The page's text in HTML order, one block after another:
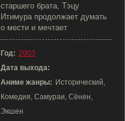
старшего брата, Тэцу
Итимура продолжает думать
о мести и мечтает
Год: 2003
Дата выхода:
Аниме жанры: Исторический,
Комедия, Самураи, Сёнен,
Экшен